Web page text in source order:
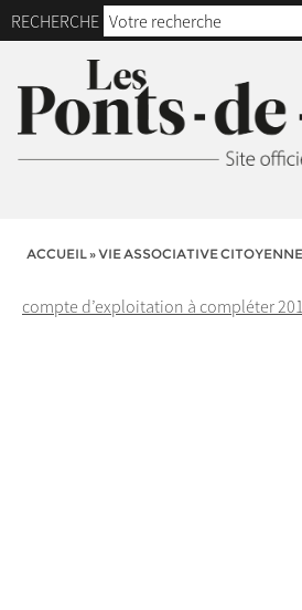
RECHERCHE
ACCUEIL»VIE ASSOCIATIVE
compte d’exploitation à compléter